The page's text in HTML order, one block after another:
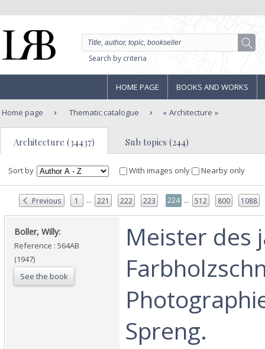
Search by criteria
HOME PAGE BOOKS AND WORKS
Home page Thematic catalogue Architecture
Architecture (34437) Sub topics (244)
Sort by With images only Nearby only
Previous 1 ... 221 222 223 224 ... 512 800 1088
‎Boller, Willy:‎
Reference : 564AB
(1947)
See the book
‎Meister des
Spreng.‎